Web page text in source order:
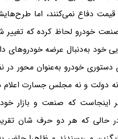
دفاع نمی‌کنند، اما
خودرو لحاظ کرده که تغییر
به‌دنبال عرضه خودروهای
خودرو به‌عنوان محور در
دولت و نه مجلس جسارت اعلام
اینجاست که صنعت و بازار
حالی که هر دو حرف شان